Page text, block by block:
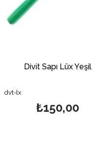
Divit Sapı Lüx Yeşil
dvt-lx
₺150,00